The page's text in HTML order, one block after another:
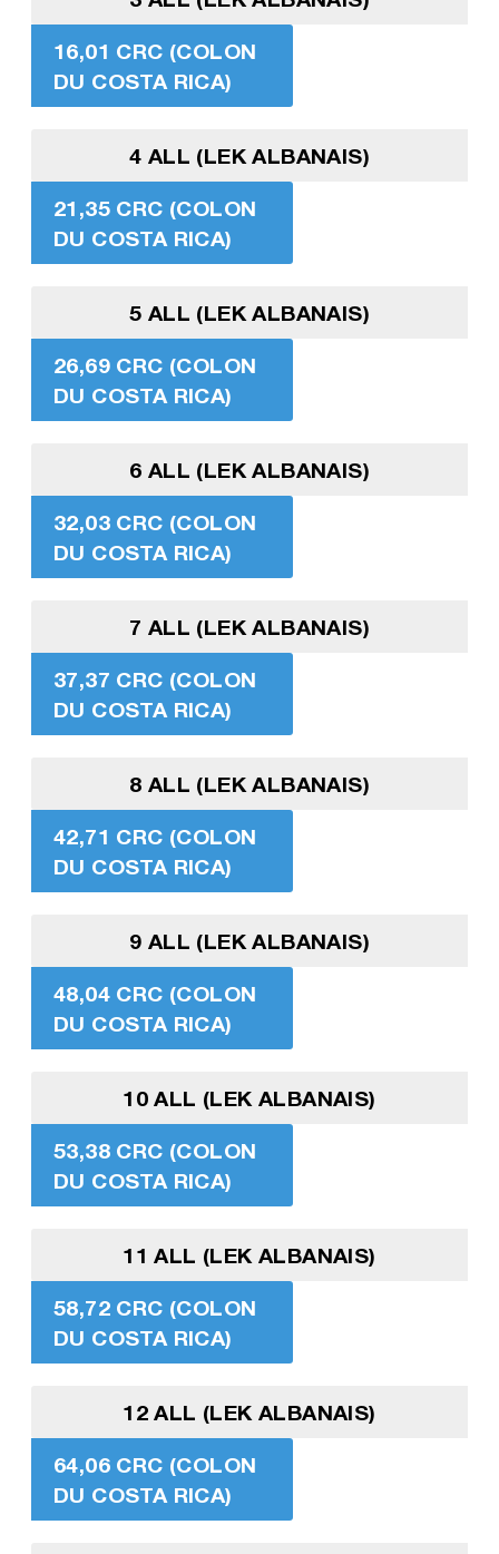
16,01 CRC (COLON
DU COSTA RICA)
4 ALL (LEK ALBANAIS)
21,35 CRC (COLON
DU COSTA RICA)
5 ALL (LEK ALBANAIS)
26,69 CRC (COLON
DU COSTA RICA)
6 ALL (LEK ALBANAIS)
32,03 CRC (COLON
DU COSTA RICA)
7 ALL (LEK ALBANAIS)
37,37 CRC (COLON
DU COSTA RICA)
8 ALL (LEK ALBANAIS)
42,71 CRC (COLON
DU COSTA RICA)
9 ALL (LEK ALBANAIS)
48,04 CRC (COLON
DU COSTA RICA)
10 ALL (LEK ALBANAIS)
53,38 CRC (COLON
DU COSTA RICA)
11 ALL (LEK ALBANAIS)
58,72 CRC (COLON
DU COSTA RICA)
12 ALL (LEK ALBANAIS)
64,06 CRC (COLON
DU COSTA RICA)